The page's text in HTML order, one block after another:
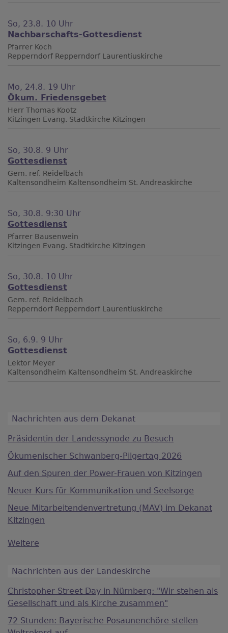
So, 23.8. 10 Uhr
Nachbarschafts-Gottesdienst
Pfarrer Koch
Repperndorf Repperndorf Laurentiuskirche
Mo, 24.8. 19 Uhr
Ökum. Friedensgebet
Herr Thomas Kootz
Kitzingen Evang. Stadtkirche Kitzingen
So, 30.8. 9 Uhr
Gottesdienst
Gem. ref. Reidelbach
Kaltensondheim Kaltensondheim St. Andreaskirche
So, 30.8. 9:30 Uhr
Gottesdienst
Pfarrer Bausenwein
Kitzingen Evang. Stadtkirche Kitzingen
So, 30.8. 10 Uhr
Gottesdienst
Gem. ref. Reidelbach
Repperndorf Repperndorf Laurentiuskirche
So, 6.9. 9 Uhr
Gottesdienst
Lektor Meyer
Kaltensondheim Kaltensondheim St. Andreaskirche
Nachrichten aus dem Dekanat
Präsidentin der Landessynode zu Besuch
Ökumenischer Schwanberg-Pilgertag 2026
Auf den Spuren der Power-Frauen von Kitzingen
Neuer Kurs für Kommunikation und Seelsorge
Neue Mitarbeitendenvertretung (MAV) im Dekanat
Kitzingen
Weitere
Nachrichten aus der Landeskirche
Christopher Street Day in Nürnberg: "Wir stehen als
Gesellschaft und als Kirche zusammen"
72 Stunden: Bayerische Posaunenchöre stellen